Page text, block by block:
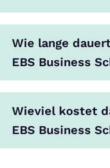
Wie lange
EBS Business
Wieviel kostet
EBS Business